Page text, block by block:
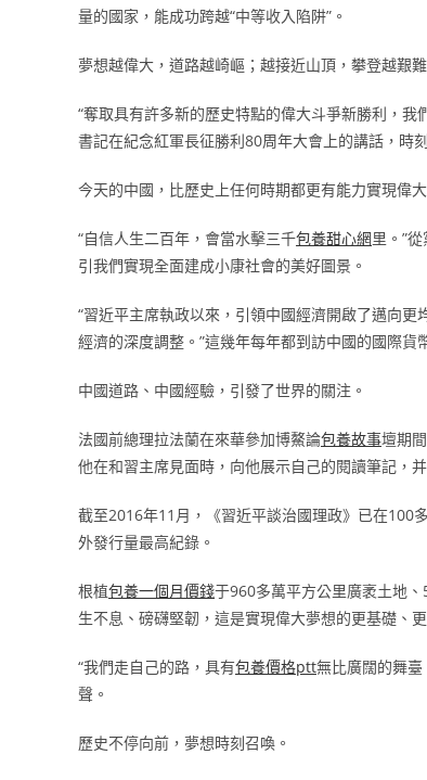
量的國家，能成功跨越“中等收入陷阱”。
夢想越偉大，道路越崎嶇；越接近山頂，攀登越艱難
“奪取具有許多新的歷史特點的偉大斗爭新勝利，我們
書記在紀念紅軍長征勝利80周年大會上的講話，時
今天的中國，比歷史上任何時期都更有能力實現偉
“自信人生二百年，會當水擊三千包養甜心網里。”
引我們實現全面建成小康社會的美好圖景。
“習近平主席執政以來，引領中國經濟開啟了邁向更
經濟的深度調整。”這幾年每年都到訪中國的國際貨
中國道路、中國經驗，引發了世界的關注。
法國前總理拉法蘭在來華參加博鰲論包養故事壇期
他在和習主席見面時，向他展示自己的閱讀筆記，
截至2016年11月，《習近平談治國理政》已在100
外發行量最高紀錄。
根植包養一個月價錢于960多萬平方公里廣袤土地
生不息、磅礴堅韌，這是實現偉大夢想的更基礎、
“我們走自己的路，具有包養價格ptt無比廣闊的舞
聲。
歷史不停向前，夢想時刻召喚。